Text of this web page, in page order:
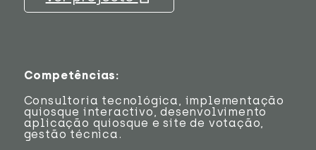
Competências:
Consultoria tecnológica, implementação
quiosque interactivo, desenvolvimento
aplicação quiosque e site de votação,
gestão técnica.